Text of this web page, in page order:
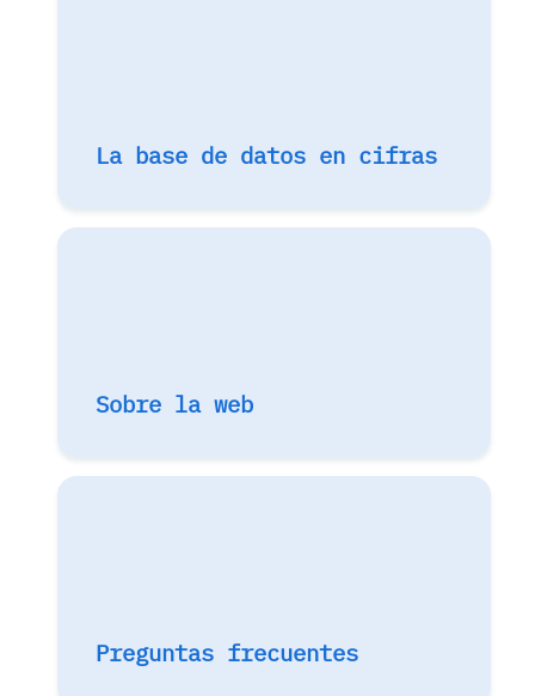
La base de datos en cifras
Sobre la web
Preguntas frecuentes